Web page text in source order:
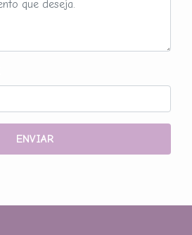
ENVIAR